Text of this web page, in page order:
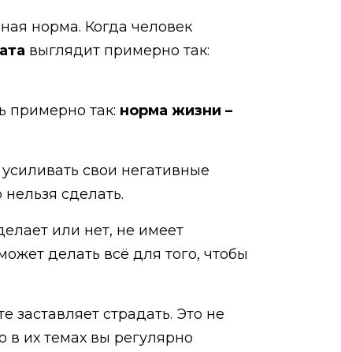
норма. Когда человек
выглядит примерно так:
примерно так: норма жизни –
свои негативные
сделать.
или нет, не имеет
делать всё для того, чтобы
заставляет страдать. Это не
в их темах вы регулярно